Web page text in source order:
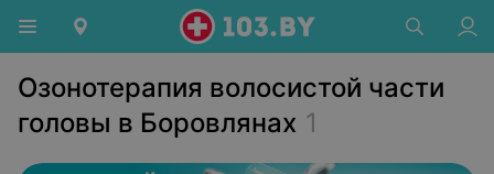
Озонотерапия волосистой части
головы в Боровлянах 1